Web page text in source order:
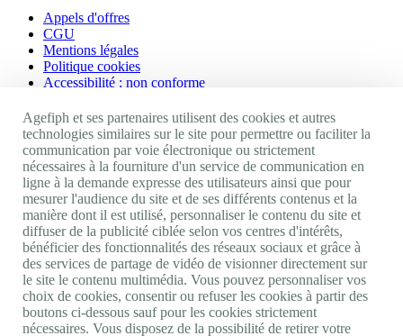
Appels d'offres
CGU
Mentions légales
Politique cookies
Accessibilité : non conforme
Nos autres sites
Site portail Agefiph
Activateur de progrès
Handinnov
Innovation et recherche
Université du RRH
Service AppuiPro
Nous suivre
Youtube
Linkedin
Agefiph et ses partenaires utilisent des cookies et autres
technologies similaires sur le site pour permettre ou faciliter la
communication par voie électronique ou strictement
nécessaires à la fourniture d'un service de communication en
ligne à la demande expresse des utilisateurs ainsi que pour
mesurer l'audience du site et de ses différents contenus et la
manière dont il est utilisé, personnaliser le contenu du site et
diffuser de la publicité ciblée selon vos centres d'intérêts,
bénéficier des fonctionnalités des réseaux sociaux et grâce à
des services de partage de vidéo de visionner directement sur
le site le contenu multimédia. Vous pouvez personnaliser vos
choix de cookies, consentir ou refuser les cookies à partir des
boutons ci-dessous sauf pour les cookies strictement
nécessaires. Vous disposez de la possibilité de retirer votre